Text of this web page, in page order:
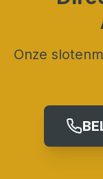
Onze